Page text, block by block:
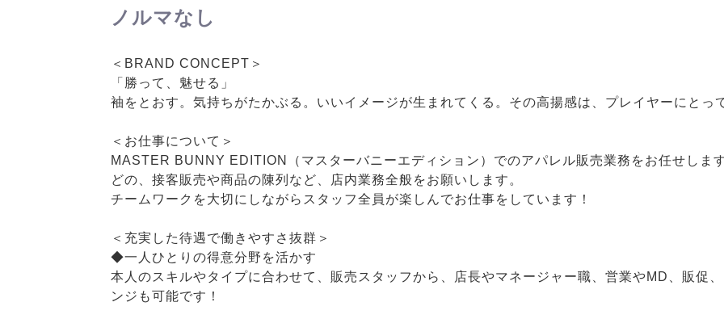
ノルマなし
＜BRAND CONCEPT＞
「勝って、魅せる」
袖をとおす。気持ちがたかぶる。いいイメージが生まれてくる。その高揚感は、プレイヤーにとっ
＜お仕事について＞
MASTER BUNNY EDITION（マスターバニーエディション）でのアパレル販売業務をお任せしま
どの、接客販売や商品の陳列など、店内業務全般をお願いします。
チームワークを大切にしながらスタッフ全員が楽しんでお仕事をしています！
＜充実した待遇で働きやすさ抜群＞
◆一人ひとりの得意分野を活かす
本人のスキルやタイプに合わせて、販売スタッフから、店長やマネージャー職、営業やMD、販促
ンジも可能です！